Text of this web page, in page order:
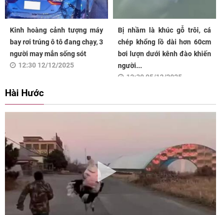
Kinh hoàng cảnh tượng máy
bay rơi trúng ô tô đang chạy, 3
người may mắn sống sót
12:30 12/12/2025
Bị nhầm là khúc gỗ trôi, cá
chép khổng lồ dài hơn 60cm
bơi lượn dưới kênh đào khiến
người...
12:30 05/12/2025
Hài Hước